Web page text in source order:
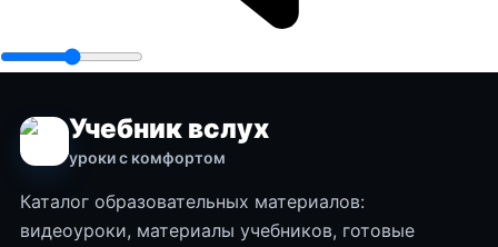
Учебник вслух
уроки с комфортом
Каталог образовательных материалов:
видеоуроки, материалы учебников, готовые